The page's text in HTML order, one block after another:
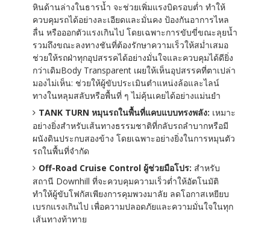
หินด้านล่างในธารน้ำ จะช่วยเพิ่มแรงบิดรอบต่ำ ทำให้
ควบคุมรถได้อย่างละเอียดและมั่นคง ป้องกันอาการไหล
ลื่น หรือออกตัวแรงเกินไป โดยเฉพาะการขับขี่ขณะลุยน้ำ
รวมถึงขณะลงทางชันที่ต้องรักษาความเร็วให้สม่ำเสมอ
ช่วยให้รถฝ่าทุกอุปสรรคได้อย่างมั่นใจและควบคุมได้ดียิ่ง
กว่าเดิมBody Transparent เผยให้เห็นอุปสรรคที่ตาเปล่า
มองไม่เห็น: ช่วยให้ผู้ขับประเมินตำแหน่งล้อและไลน์
ทางในหลุมสลับหรือพื้นที่ ๆ ไม่คุ้นเคยได้อย่างแม่นยำ
TANK TURN หมุนรถในพื้นที่แคบแบบทรงพลัง: เหมาะ
อย่างยิ่งสำหรับเส้นทางธรรมชาติที่กลับรถลำบากหรือมี
ผนังดินประกบสองข้าง โดยเฉพาะอย่างยิ่งในการหมุนตัว
รถในพื้นที่จำกัด
Off-Road Cruise Control ผู้ช่วยมือโปร: สำหรับ
สถานี Downhill ที่จะควบคุมความเร็วต่ำให้อัตโนมัติ
ทำให้ผู้ขับโฟกัสเพียงการคุมพวงมาลัย ลดโอกาสเหยียบ
เบรกแรงเกินไป เพื่อความปลอดภัยและความมั่นใจในทุก
เส้นทางท้าทาย